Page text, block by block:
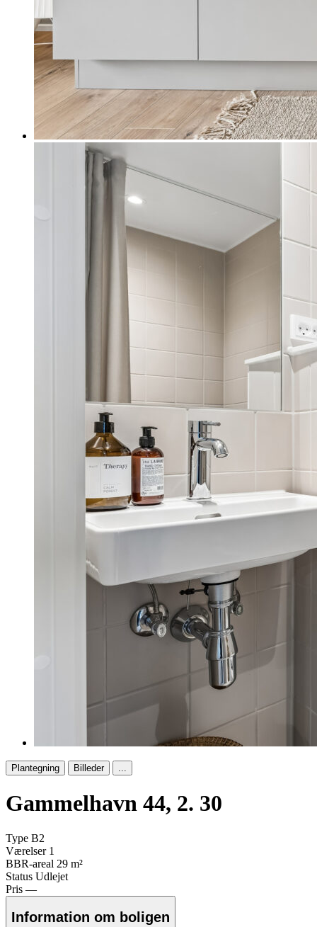
Plantegning Billeder ...
Gammelhavn 44, 2. 30
Type B2
Værelser 1
BBR-areal 29 m²
Status Udlejet
Pris —
Information om boligen